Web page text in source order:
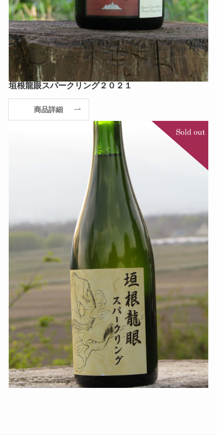
垣根龍眼スパークリング２０２１
商品詳細